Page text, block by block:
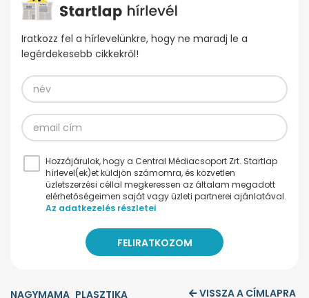
Iratkozz fel a hírlevelünkre, hogy ne maradj le a
legérdekesebb cikkekről!
Hozzájárulok, hogy a Central Médiacsoport Zrt. Startlap
hírlevel(ek)et küldjön számomra, és közvetlen
üzletszerzési céllal megkeressen az általam megadott
elérhetőségeimen saját vagy üzleti partnerei ajánlatával.
Az adatkezelés részletei
NAGYMAMA PLASZTIKA VISSZA A CÍMLAPRA